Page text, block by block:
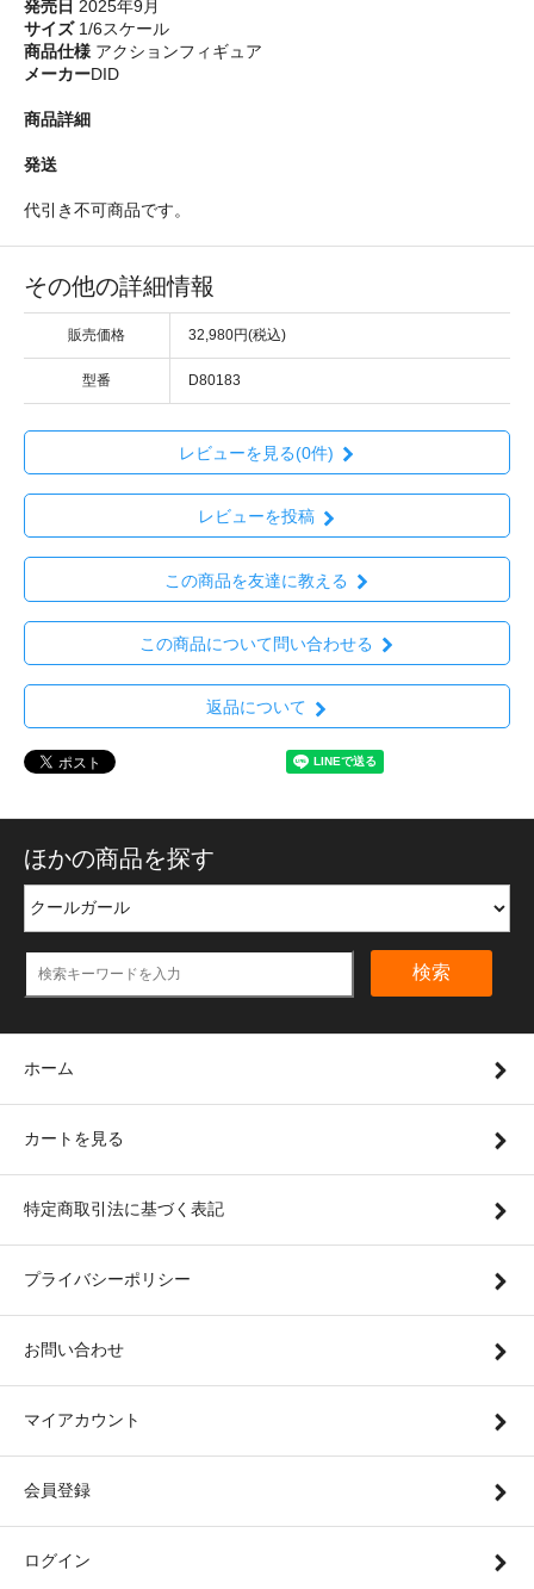
発売日 2025年9月
サイズ1/6スケール
商品仕様 アクションフィギュア
メーカーDID
商品詳細
発送
代引き不可商品です。
その他の詳細情報
販売価格 32,980円(税込)
型番 D80183
レビューを見る(0件)
レビューを投稿
この商品を友達に教える
この商品について問い合わせる
返品について
ほかの商品を探す
検索
ホーム
カートを見る
特定商取引法に基づく表記
プライバシーポリシー
お問い合わせ
マイアカウント
会員登録
ログイン